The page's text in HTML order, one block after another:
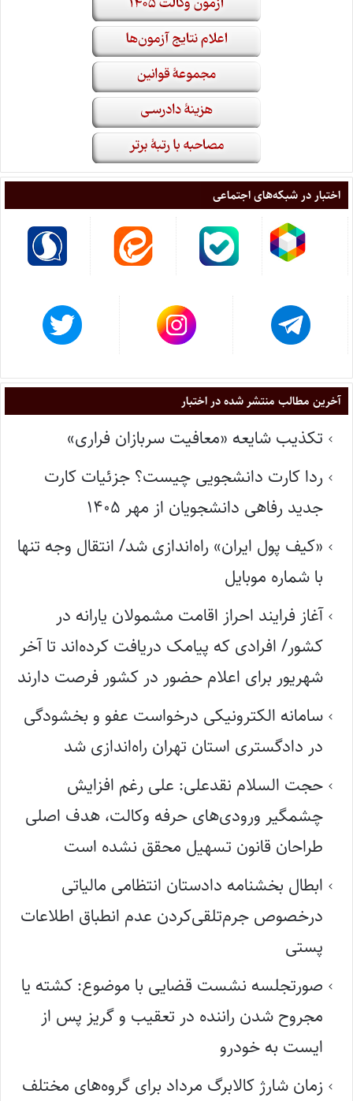
اختبار در شبکه‌های اجتماعی
آخرین مطالب منتشر شده در اختبار
تکذیب شایعه «معافیت سربازان فراری»
ردا کارت دانشجویی چیست؟ جزئیات کارت
جدید رفاهی دانشجویان از مهر ۱۴۰۵
«کیف پول ایران» راه‌اندازی شد/ انتقال وجه تنها
با شماره موبایل
آغاز فرایند احراز اقامت مشمولان یارانه در
کشور/ افرادی که پیامک دریافت کرده‌اند تا آخر
شهریور برای اعلام حضور در کشور فرصت دارند
سامانه الکترونیکی درخواست عفو و بخشودگی
در دادگستری استان تهران راه‌اندازی شد
حجت السلام نقدعلی: علی رغم افزایش
چشمگیر ورودی‌های حرفه وکالت، هدف اصلی
طراحان قانون تسهیل محقق نشده است
ابطال بخشنامه دادستان انتظامی مالیاتی
درخصوص جرم‌تلقی‌کردن عدم انطباق اطلاعات
پستی
صورتجلسه نشست قضایی با موضوع: کشته یا
مجروح شدن راننده در تعقیب و گریز پس از
ایست به خودرو
زمان شارژ کالابرگ مرداد برای گروه‌های مختلف